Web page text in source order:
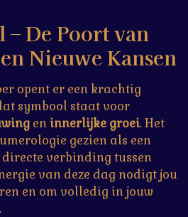
e – De Poort van
Nieuwe Kansen
opent er een krachtig
symbool staat voor
en innerlijke groei. Het
gezien als een
directe verbinding tussen
van deze dag nodigt jou
en om volledig in jouw